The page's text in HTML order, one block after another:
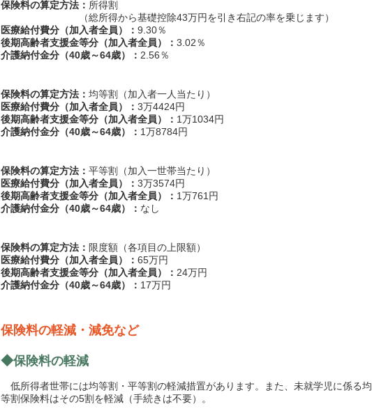
保険料の算定方法： 所得割
（総所得から基礎控除43万円を引き右記の率を乗じます）
医療給付費分（加入者全員）： 9.30％
後期高齢者支援金等分（加入者全員）： 3.02％
介護納付金分（40歳～64歳）： 2.56％
保険料の算定方法： 均等割（加入者一人当たり）
医療給付費分（加入者全員）： 3万4424円
後期高齢者支援金等分（加入者全員）： 1万1034円
介護納付金分（40歳～64歳）： 1万8784円
保険料の算定方法： 平等割（加入一世帯当たり）
医療給付費分（加入者全員）： 3万3574円
後期高齢者支援金等分（加入者全員）： 1万761円
介護納付金分（40歳～64歳）： なし
保険料の算定方法： 限度額（各項目の上限額）
医療給付費分（加入者全員）： 65万円
後期高齢者支援金等分（加入者全員）： 24万円
介護納付金分（40歳～64歳）： 17万円
保険料の軽減・減免など
◆保険料の軽減
低所得者世帯には均等割・平等割の軽減措置があります。また、未就学児に係る均
等割保険料はその5割を軽減（手続きは不要）。